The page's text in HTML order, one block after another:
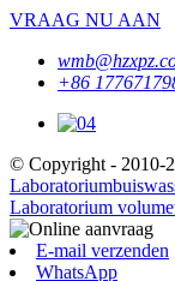
VRAAG NU AAN
+86
© Copyright - 2010-
Laboratorium
E-mail verzenden
WhatsApp